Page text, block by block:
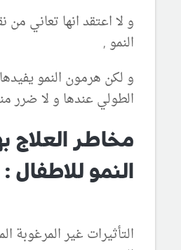
و لا اعتقد انها تعاني
النمو ,
و لكن هرمون النمو
الطولي عندها و لا ضرر
مخاطر العلاج
النمو للاطفال :
التأثيرات غير المرغوبة